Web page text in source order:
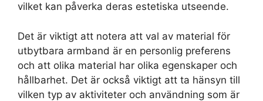
vilket kan påverka deras estetiska utseende.
Det är viktigt att notera att val av material för
utbytbara armband är en personlig preferens
och att olika material har olika egenskaper och
hållbarhet. Det är också viktigt att ta hänsyn till
vilken typ av aktiviteter och användning som är